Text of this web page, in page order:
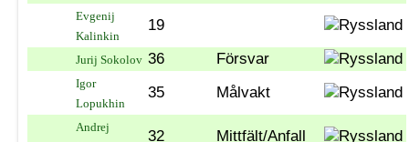
Evgenij
Kalinkin
19
Jurij Sokolov 36 Försvar
Igor
Lopukhin
35 Målvakt
Andrej
32 Mittfält/Anfall